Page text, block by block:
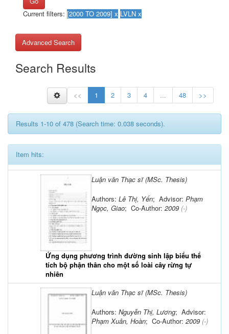
Current filters:
Advanced Search
Search Results
<< 1 2 3 4 ... 48 >>
Results 1-10 of 478 (Search time: 0.038 seconds).
Item hits:
Luận văn Thạc sĩ (MSc. Thesis)
Ứng dụng phương trình đường sinh lập biểu thể
tích bộ phận thân cho một số loài cây rừng tự
nhiên
Authors: Lê Thị, Yến; Advisor: Phạm
Ngọc, Giao; Co-Author: 2009 (-)
Luận văn Thạc sĩ (MSc. Thesis)
Authors: Nguyễn Thị, Lương; Advisor:
Phạm Xuân, Hoàn; Co-Author: 2009 (-)